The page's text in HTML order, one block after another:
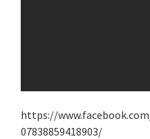
https://
07838859418903/